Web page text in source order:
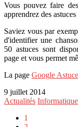
Vous pouvez faire
apprendrez des
Saviez vous par
d'identifier une
50 astuces sont
page et vous permet
La page Google
9 juillet 2014
Actualités Informatique
1